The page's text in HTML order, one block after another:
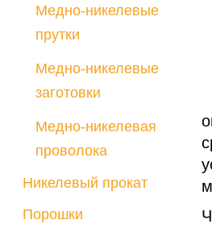
Медно-никелевые
прутки
Медно-никелевые
заготовки
Медно-никелевая
проволока
Никелевый прокат
Порошки